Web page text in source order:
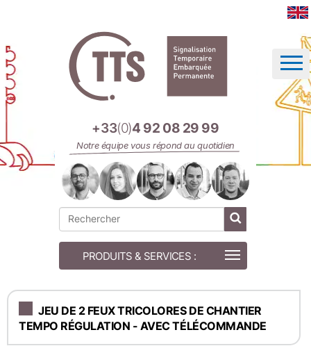
+33(0)4 92 08 29 99
Notre équipe vous répond au quotidien
JEU DE 2 FEUX TRICOLORES DE CHANTIER
TEMPO RÉGULATION - AVEC TÉLÉCOMMANDE